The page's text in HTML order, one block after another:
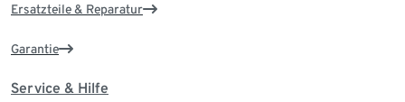
Ersatzteile & Reparatur
Garantie
Service & Hilfe